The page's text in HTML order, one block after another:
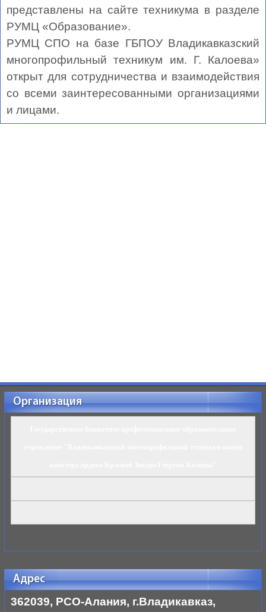
представлены на сайте техникума в разделе
РУМЦ «Образование».
РУМЦ СПО на базе ГБПОУ Владикавказский
многопрофильный техникум им. Г. Калоева»
открыт для сотрудничества и взаимодействия
со всеми заинтересованными организациями
и лицами.
Организация
Адрес
362039, РСО-Алания, г.Владикавказ,